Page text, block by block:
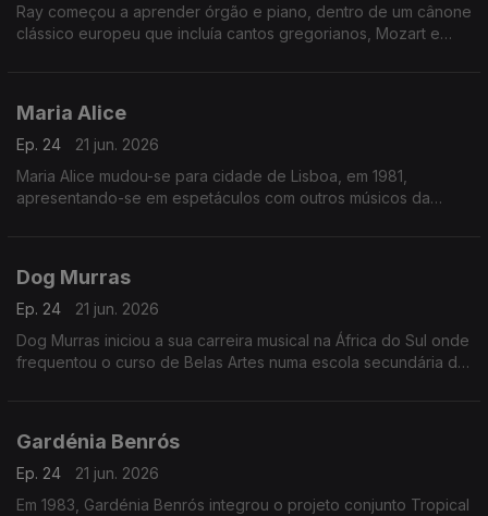
Ray começou a aprender órgão e piano, dentro de um cânone
clássico europeu que incluía cantos gregorianos, Mozart e
Maria Alice
Ep. 24
21 jun. 2026
Maria Alice mudou-se para cidade de Lisboa, em 1981,
apresentando-se em espetáculos com outros músicos da
Dog Murras
Ep. 24
21 jun. 2026
Dog Murras iniciou a sua carreira musical na África do Sul onde
frequentou o curso de Belas Artes numa escola secundária de
Gardénia Benrós
Ep. 24
21 jun. 2026
Em 1983, Gardénia Benrós integrou o projeto conjunto Tropical